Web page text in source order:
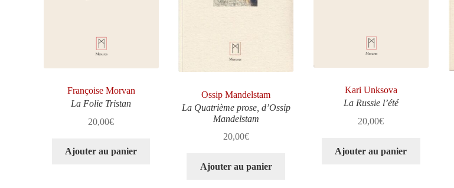
Françoise Morvan
La Folie Tristan
20,00€
Ajouter au panier
Ossip Mandelstam
La Quatrième prose, d’Ossip
Mandelstam
20,00€
Ajouter au panier
Kari Unksova
La Russie l’été
20,00€
Ajouter au panier